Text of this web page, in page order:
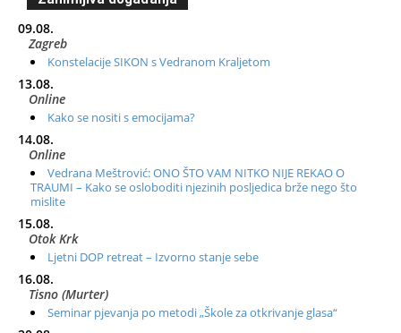
09.08.
Zagreb
Konstelacije SIKON s Vedranom Kraljetom
13.08.
Online
Kako se nositi s emocijama?
14.08.
Online
Vedrana Meštrović: ONO ŠTO VAM NITKO NIJE REKAO O
TRAUMI – Kako se osloboditi njezinih posljedica brže nego što
mislite
15.08.
Otok Krk
Ljetni DOP retreat – Izvorno stanje sebe
16.08.
Tisno (Murter)
Seminar pjevanja po metodi „Škole za otkrivanje glasa“